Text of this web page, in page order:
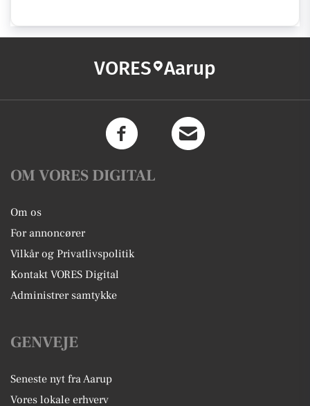
VORES Aarup
OM VORES DIGITAL
Om os
For annoncører
Vilkår og Privatlivspolitik
Kontakt VORES Digital
Administrer samtykke
GENVEJE
Seneste nyt fra Aarup
Vores lokale erhverv